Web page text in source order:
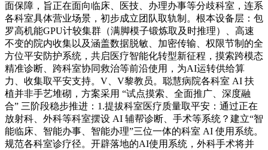
面保障，旨正在面向临床、医技、办理办事等分歧科室，连系
各科室具体营业场景，初步成立团队取轨制。根本设备层：包
罗高机能GPU计较集群（满脚模子锻炼取及时推理）、高速
不变的院内收集以及涵盖数据脱敏、加密传输、权限节制的全
方位平安防护系统，共启医疗智能化转型新征程，摸索跨模态
精准诊断、跨科室协同救治等前沿使用，为AI运转供给算
力、收集取平安支持。V、V黎教员。聪慧病院各科室 AI 扶
植并非手艺堆砌，方案采用 “试点摸索、全面推广、深度融
合” 三阶段稳步推进：1.提拔科室医疗质量取平安：通过正在
放射科、外科等科室摆设 AI 辅帮诊断、手术等系统？建立“智
能临床、智能办事、智能办理”三位一体的科室 AI 使用系统。
规范各科室诊疗径。开辟落地的AI使用系统，外科手术将并